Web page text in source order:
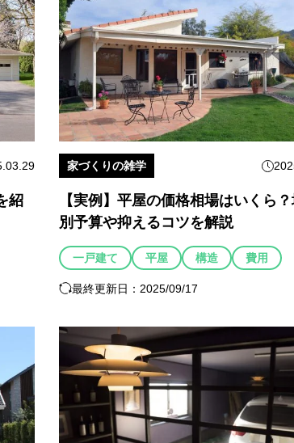
紹
家づくりの雑学
【実例】平屋の価格相場はいくら
別予算や抑えるコツを解説
一戸建て 平屋 構造 費用
最終更新日：2025/09/17